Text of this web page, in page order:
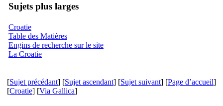
Sujets plus larges
Croatie
Table des Matières
Engins de recherche sur le site
La Croatie
[Sujet précédant] [Sujet ascendant] [Sujet suivant] [Page d’accueil]
[Croatie] [Via Gallica]